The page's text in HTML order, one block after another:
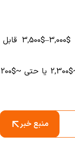
در صورت عبور از
منبع خبر